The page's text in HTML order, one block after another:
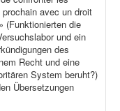
prochain avec un droit
(Funktionierten die
und ein
des
Recht und eine
System beruht?)
Übersetzungen